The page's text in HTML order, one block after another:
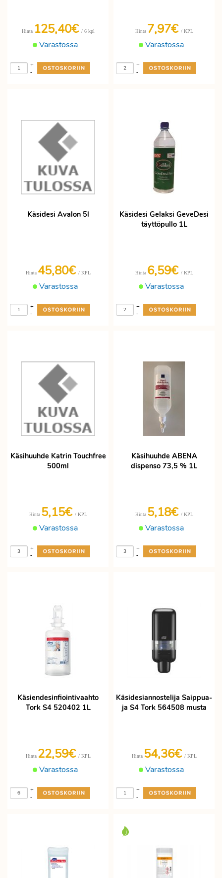
Varastossa
Hinta 125,40€ / 6 kpl
-
+
Varastossa
Hinta 7,97€ / KPL
-
+
Käsidesi Avalon 5l
Varastossa
Hinta 45,80€ / KPL
-
+
Käsidesi Gelaksi GeveDesi
täyttöpullo 1L
Varastossa
Hinta 6,59€ / KPL
-
+
Käsihuuhde Katrin Touchfree
500ml
Varastossa
Hinta 5,15€ / KPL
-
+
Käsihuuhde ABENA
dispenso 73,5 % 1L
Varastossa
Hinta 5,18€ / KPL
-
+
Käsiendesinfiointivaahto
Tork S4 520402 1L
Varastossa
Hinta 22,59€ / KPL
-
+
Käsidesiannostelija Saippua-
ja S4 Tork 564508 musta
Varastossa
Hinta 54,36€ / KPL
-
+